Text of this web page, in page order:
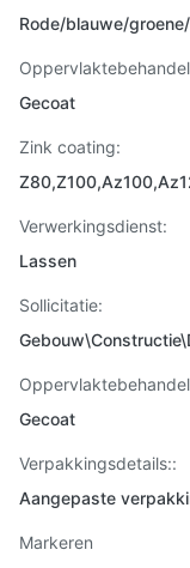
Rode/blauwe/
Gecoat
Zink coating:
Verwerkingsdienst:
Lassen
Sollicitatie:
Gecoat
Verpakkingsdetails::
Aangepaste
Markeren